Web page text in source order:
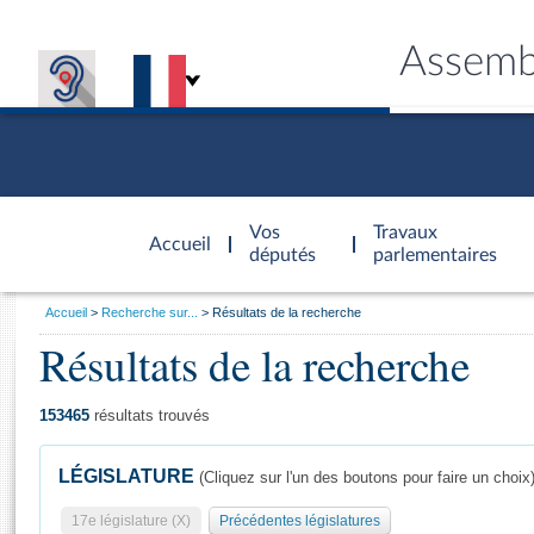
Accueil
d'accueil
Vos
députés
Travaux
parlementaires
Général
Vous
Accueil Recherche sur... Résultats de la recherche
Résultats de la recherche
153465 résultats trouvés
LÉGISLATURE (Cliquez sur l'un des boutons pour faire un choix)
17e législature (X) Précédentes législatures